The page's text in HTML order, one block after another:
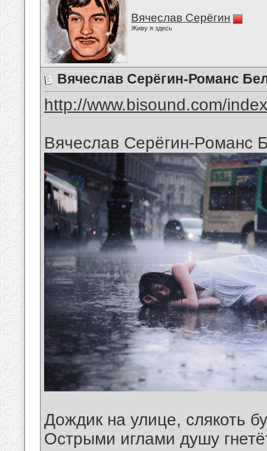
Вячеслав Серёгин
Живу я здесь
Вячеслав Серёгин-Романс
http://www.bisound.com/
Вячеслав Серёгин-Романс
Дождик на улице, слякоть
Острыми иглами душу